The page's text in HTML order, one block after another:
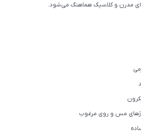
مدرن و کلاسیک هماهنگ می‌شود.
مس و روی مرغوب